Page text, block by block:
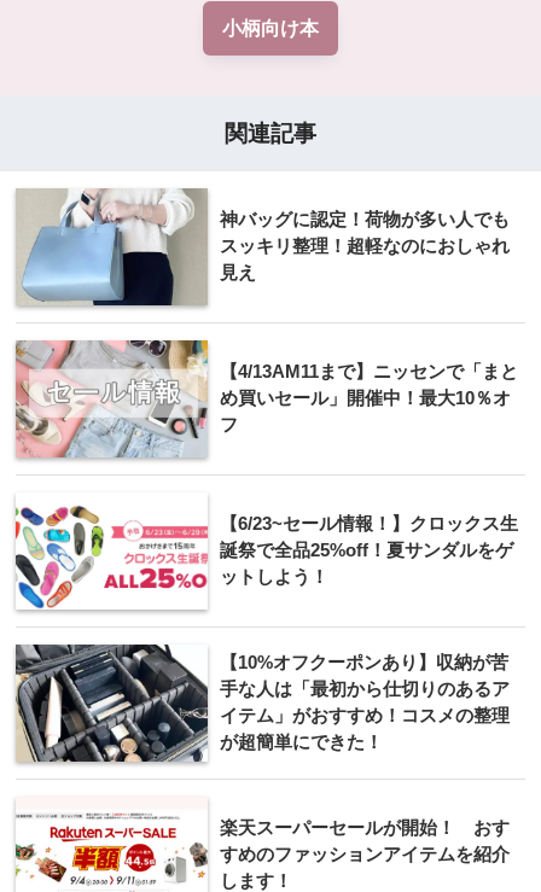
小柄向け本
関連記事
神バッグに認定！荷物が多い人でも
スッキリ整理！超軽なのにおしゃれ
見え
【4/13AM11まで】ニッセンで「まと
め買いセール」開催中！最大10％オ
フ
【6/23~セール情報！】クロックス生
誕祭で全品25%off！夏サンダルをゲ
ットしよう！
【10%オフクーポンあり】収納が苦
手な人は「最初から仕切りのあるア
イテム」がおすすめ！コスメの整理
が超簡単にできた！
楽天スーパーセールが開始！ おす
すめのファッションアイテムを紹介
します！